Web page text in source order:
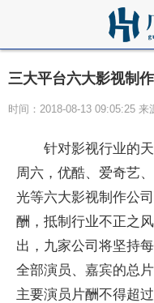
三大平台六大影视制
时间：2018-08-13 09:05:25 来
针对影视行业的
周六，优酷、爱奇艺
光等六大影视制作公
酬，抵制行业不正之
出，九家公司将坚持
全部演员、嘉宾的总
主要演员片酬不得超